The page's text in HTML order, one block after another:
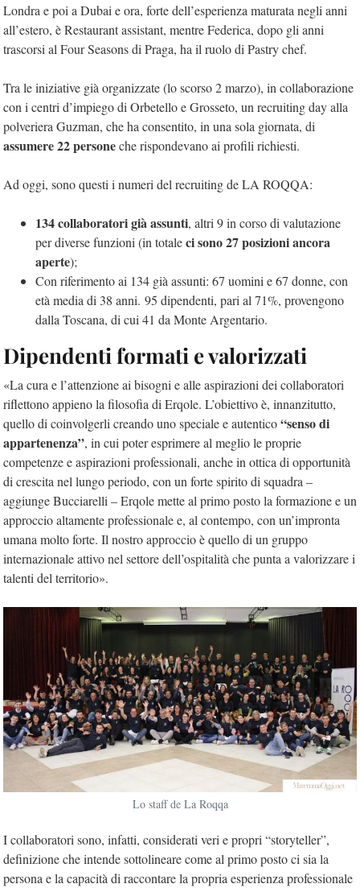
Londra e poi a Dubai e ora, forte dell’esperienza maturata negli anni
all’estero, è Restaurant assistant, mentre Federica, dopo gli anni
trascorsi al Four Seasons di Praga, ha il ruolo di Pastry chef.
Tra le iniziative già organizzate (lo scorso 2 marzo), in collaborazione
con i centri d’impiego di Orbetello e Grosseto, un recruiting day alla
polveriera Guzman, che ha consentito, in una sola giornata, di
assumere 22 personeche rispondevano ai profili richiesti.
Ad oggi, sono questi i numeri del recruiting de LA ROQQA:
134 collaboratori già assunti, altri 9 in corso di valutazione
per diverse funzioni (in totaleci sono 27 posizioni ancora
aperte);
Con riferimento ai 134 già assunti: 67 uomini e 67 donne, con
età media di 38 anni. 95 dipendenti, pari al 71%, provengono
dalla Toscana, di cui 41 da Monte Argentario.
Dipendenti formati e valorizzati
«La cura e l’attenzione ai bisogni e alle aspirazioni dei collaboratori
riflettono appieno la filosofia di Erqole. L’obiettivo è, innanzitutto,
quello di coinvolgerli creando uno speciale e autentico“senso di
appartenenza”, in cui poter esprimere al meglio le proprie
competenze e aspirazioni professionali, anche in ottica di opportunità
di crescita nel lungo periodo, con un forte spirito di squadra –
aggiunge Bucciarelli – Erqole mette al primo posto la formazione e un
approccio altamente professionale e, al contempo, con un’impronta
umana molto forte. Il nostro approccio è quello di un gruppo
internazionale attivo nel settore dell’ospitalità che punta a valorizzare i
talenti del territorio».
Lo staff de La Roqqa
I collaboratori sono, infatti, considerati veri e propri “storyteller”,
definizione che intende sottolineare come al primo posto ci sia la
persona e la capacità di raccontare la propria esperienza professionale